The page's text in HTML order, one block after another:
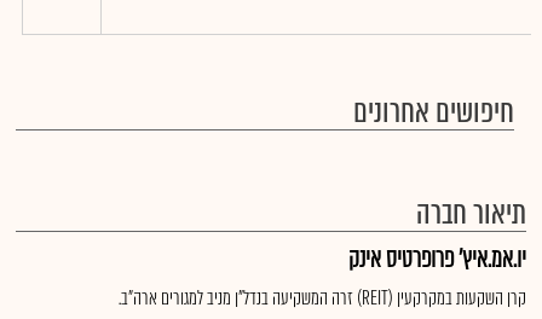
חיפושים אחרונים
תיאור חברה
יו.אמ.איץ' פרופרטיס אינק
קרן השקעות במקרקעין (REIT) זרה המשקיעה בנדל"ן מניב למגורים ארה"ב.